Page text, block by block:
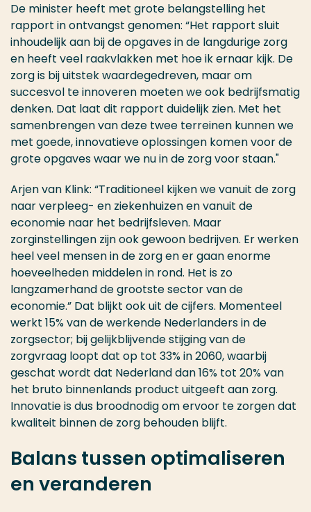
De minister heeft met grote belangstelling het
rapport in ontvangst genomen: “Het rapport sluit
inhoudelijk aan bij de opgaves in de langdurige zorg
en heeft veel raakvlakken met hoe ik ernaar kijk. De
zorg is bij uitstek waardegedreven, maar om
succesvol te innoveren moeten we ook bedrijfsmatig
denken. Dat laat dit rapport duidelijk zien. Met het
samenbrengen van deze twee terreinen kunnen we
met goede, innovatieve oplossingen komen voor de
grote opgaves waar we nu in de zorg voor staan."
Arjen van Klink: “Traditioneel kijken we vanuit de zorg
naar verpleeg- en ziekenhuizen en vanuit de
economie naar het bedrijfsleven. Maar
zorginstellingen zijn ook gewoon bedrijven. Er werken
heel veel mensen in de zorg en er gaan enorme
hoeveelheden middelen in rond. Het is zo
langzamerhand de grootste sector van de
economie.” Dat blijkt ook uit de cijfers. Momenteel
werkt 15% van de werkende Nederlanders in de
zorgsector; bij gelijkblijvende stijging van de
zorgvraag loopt dat op tot 33% in 2060, waarbij
geschat wordt dat Nederland dan 16% tot 20% van
het bruto binnenlands product uitgeeft aan zorg.
Innovatie is dus broodnodig om ervoor te zorgen dat
kwaliteit binnen de zorg behouden blijft.
Balans tussen optimaliseren
en veranderen